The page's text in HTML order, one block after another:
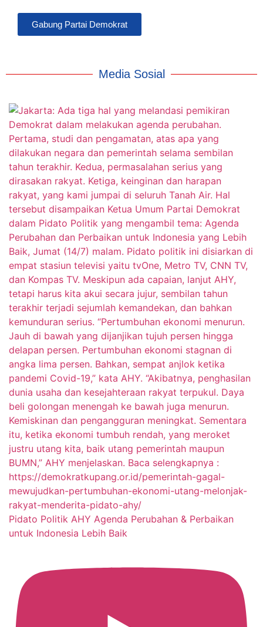
Gabung Partai Demokrat
Media Sosial
Pidato Politik AHY Agenda Perubahan & Perbaikan
untuk Indonesia Lebih Baik